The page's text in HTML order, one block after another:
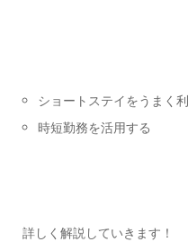
ショートステイをうまく
時短勤務を活用する
詳しく解説していきます！